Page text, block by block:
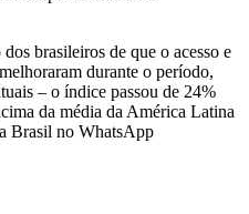
brasileiros de que o acesso e
durante o período,
– o índice passou de 24%
da média da América Latina
Brasil no WhatsApp